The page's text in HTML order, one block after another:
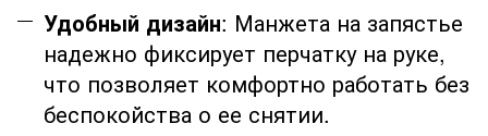
Удобный дизайн: Манжета на запястье
надежно фиксирует перчатку на руке,
что позволяет комфортно работать без
беспокойства о ее снятии.